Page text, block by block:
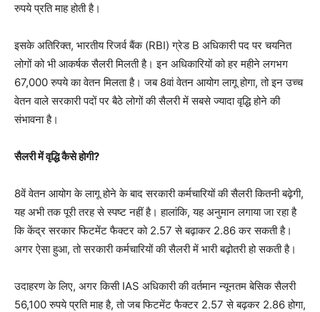
रुपये प्रति माह होती है।
इसके अतिरिक्त, भारतीय रिजर्व बैंक (RBI) ग्रेड B अधिकारी पद पर चयनित
लोगों को भी आकर्षक सैलरी मिलती है। इन अधिकारियों को हर महीने लगभग
67,000 रुपये का वेतन मिलता है। जब 8वां वेतन आयोग लागू होगा, तो इन उच्च
वेतन वाले सरकारी पदों पर बैठे लोगों की सैलरी में सबसे ज्यादा वृद्धि होने की
संभावना है।
सैलरी में वृद्धि कैसे होगी?
8वें वेतन आयोग के लागू होने के बाद सरकारी कर्मचारियों की सैलरी कितनी बढ़ेगी,
यह अभी तक पूरी तरह से स्पष्ट नहीं है। हालांकि, यह अनुमान लगाया जा रहा है
कि केंद्र सरकार फिटमेंट फैक्टर को 2.57 से बढ़ाकर 2.86 कर सकती है।
अगर ऐसा हुआ, तो सरकारी कर्मचारियों की सैलरी में भारी बढ़ोतरी हो सकती है।
उदाहरण के लिए, अगर किसी IAS अधिकारी की वर्तमान न्यूनतम बेसिक सैलरी
56,100 रुपये प्रति माह है, तो जब फिटमेंट फैक्टर 2.57 से बढ़कर 2.86 होगा,